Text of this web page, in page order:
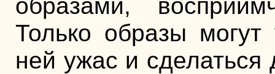
образами,
Только образы
ней ужас и сделаться